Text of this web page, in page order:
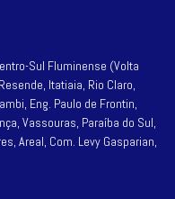
Sul Fluminense (Volta
Itatiaia, Rio Claro,
Eng. Paulo de Frontin,
Vassouras, Paraíba do Sul,
Areal, Com. Levy Gasparian,